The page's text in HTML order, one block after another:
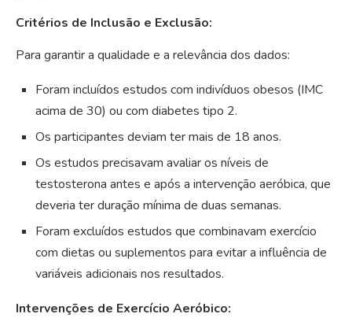
Critérios de Inclusão e Exclusão:
Para garantir a qualidade e a relevância dos dados:
Foram incluídos estudos com indivíduos obesos (IMC
acima de 30) ou com diabetes tipo 2.
Os participantes deviam ter mais de 18 anos.
Os estudos precisavam avaliar os níveis de
testosterona antes e após a intervenção aeróbica, que
deveria ter duração mínima de duas semanas.
Foram excluídos estudos que combinavam exercício
com dietas ou suplementos para evitar a influência de
variáveis adicionais nos resultados.
Intervenções de Exercício Aeróbico: